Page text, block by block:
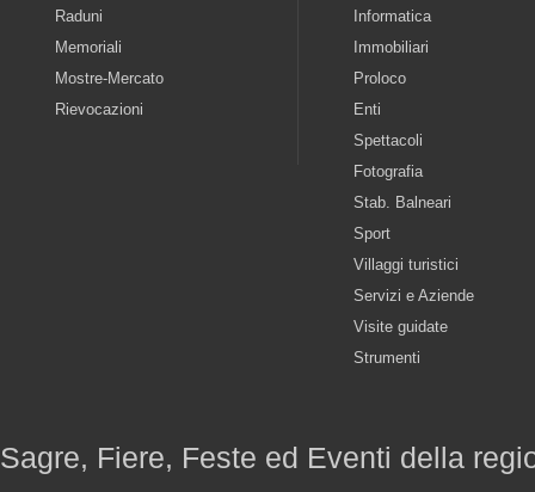
Raduni
Memoriali
Mostre-Mercato
Rievocazioni
Informatica
Immobiliari
Proloco
Enti
Spettacoli
Fotografia
Stab. Balneari
Sport
Villaggi turistici
Servizi e Aziende
Visite guidate
Strumenti
Sagre, Fiere, Feste ed Eventi della